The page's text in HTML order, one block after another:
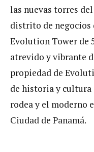
las nuevas torres
distrito de negocios
Evolution Tower de
atrevido y vibrante
propiedad de
de historia y
rodea y el
Ciudad de Panamá.